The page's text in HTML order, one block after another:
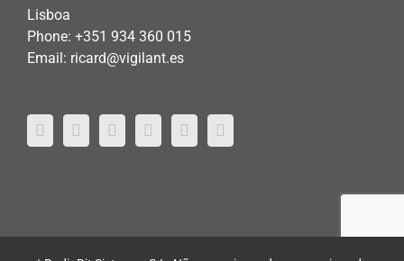
Lisboa
Phone: +351 934 360 015
Email: ricard@vigilant.es